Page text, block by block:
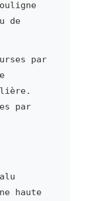
de
par
par
haute